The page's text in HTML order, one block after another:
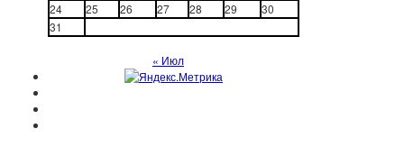
24
25 26 27 28 29
30
31
« Июл